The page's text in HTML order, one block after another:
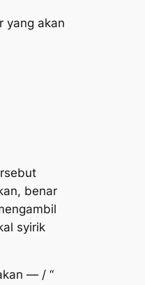
yang akan
benar
syirik
— / “